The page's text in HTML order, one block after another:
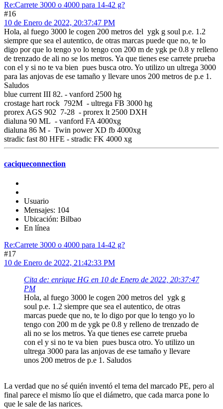
Re:Carrete 3000 o 4000 para 14-42 g?
#16
10 de Enero de 2022, 20:37:47 PM
Hola, al fuego 3000 le cogen 200 metros del ygk g soul p.e. 1.2
siempre que sea el autentico, de otras marcas puede que no, te lo
digo por que lo tengo yo lo tengo con 200 m de ygk pe 0.8 y relleno
de trenzado de ali no se los metros. Ya que tienes ese carrete prueba
con el y si no te va bien pues busca otro. Yo utilizo un ultrega 3000
para las anjovas de ese tamaño y llevare unos 200 metros de p.e 1.
Saludos
blue current III 82. - vanford 2500 hg
crostage hart rock 792M - ultrega FB 3000 hg
prorex AGS 902 7-28 - prorex lt 2500 DXH
dialuna 90 ML - vanford FA 4000xg
dialuna 86 M - Twin power XD fb 4000xg
stradic fast 80 HFE - stradic FK 4000 xg
caciqueconnection
Usuario
Mensajes: 104
Ubicación: Bilbao
En línea
Re:Carrete 3000 o 4000 para 14-42 g?
#17
10 de Enero de 2022, 21:42:33 PM
Cita de: enrique HG en 10 de Enero de 2022, 20:37:47
PM
Hola, al fuego 3000 le cogen 200 metros del ygk g
soul p.e. 1.2 siempre que sea el autentico, de otras
marcas puede que no, te lo digo por que lo tengo yo lo
tengo con 200 m de ygk pe 0.8 y relleno de trenzado de
ali no se los metros. Ya que tienes ese carrete prueba
con el y si no te va bien pues busca otro. Yo utilizo un
ultrega 3000 para las anjovas de ese tamaño y llevare
unos 200 metros de p.e 1. Saludos
La verdad que no sé quién inventó el tema del marcado PE, pero al
final parece el mismo lío que el diámetro, que cada marca pone lo
que le sale de las narices.